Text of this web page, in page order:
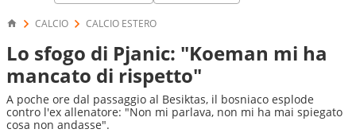
CALCIO CALCIO ESTERO
Lo sfogo di Pjanic: "Koeman mi ha
mancato di rispetto"
A poche ore dal passaggio al Besiktas, il bosniaco esplode
contro l'ex allenatore: "Non mi parlava, non mi ha mai spiegato
cosa non andasse".